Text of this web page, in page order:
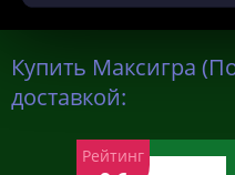
Купить Максигра
доставкой:
Рейтинг